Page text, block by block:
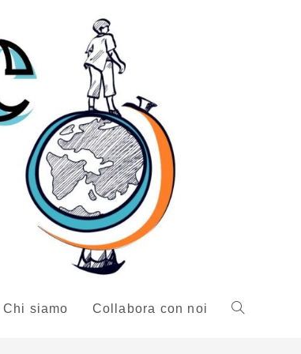
Chi siamo Collabora con noi Attiva/